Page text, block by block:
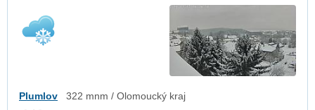
Plumlov 322 mnm / Olomoucký kraj